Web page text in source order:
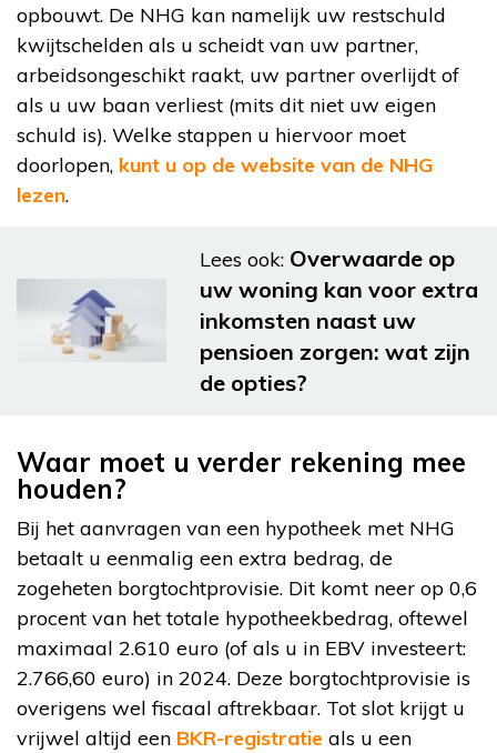
opbouwt. De NHG kan namelijk uw restschuld
kwijtschelden als u scheidt van uw partner,
arbeidsongeschikt raakt, uw partner overlijdt of
als u uw baan verliest (mits dit niet uw eigen
schuld is). Welke stappen u hiervoor moet
doorlopen, kunt u op de website van de NHG
lezen.
Lees ook: Overwaarde op
uw woning kan voor extra
inkomsten naast uw
pensioen zorgen: wat zijn
de opties?
Waar moet u verder rekening mee
houden?
Bij het aanvragen van een hypotheek met NHG
betaalt u eenmalig een extra bedrag, de
zogeheten borgtochtprovisie. Dit komt neer op 0,6
procent van het totale hypotheekbedrag, oftewel
maximaal 2.610 euro (of als u in EBV investeert:
2.766,60 euro) in 2024. Deze borgtochtprovisie is
overigens wel fiscaal aftrekbaar. Tot slot krijgt u
vrijwel altijd een BKR-registratie als u een